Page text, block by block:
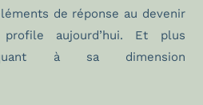
de réponse au devenir
aujourd’hui. Et plus
quant à sa dimension